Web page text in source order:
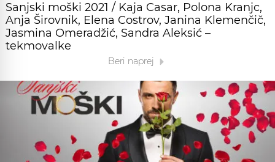
Sanjski moški 2021 / Kaja Casar, Polona Kranjc,
Anja Širovnik, Elena Costrov, Janina Klemenčič,
Jasmina Omeradžić, Sandra Aleksić –
tekmovalke
Beri naprej